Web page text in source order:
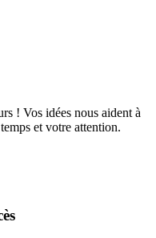
! Vos idées nous aident à
et votre attention.